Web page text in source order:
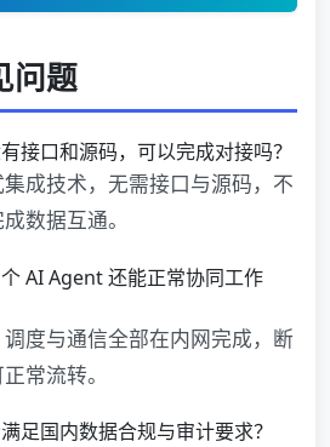
问题
接口和源码，可以完成对接吗？
成技术，无需接口与源码，不
数据互通。
AI Agent 还能正常协同工作
度与通信全部在内网完成，断
常流转。
足国内数据合规与审计要求？